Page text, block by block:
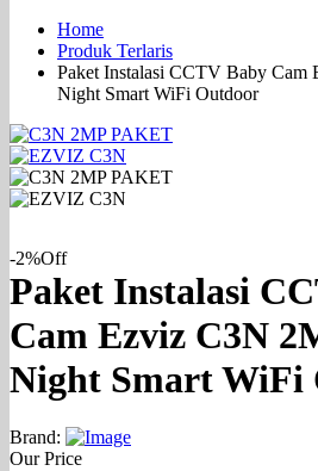
Home
Produk Terlaris
Paket Instalasi CCTV Baby Cam
Night Smart WiFi Outdoor
-2%Off
Paket Instalasi
Cam Ezviz C3N
Night Smart WiFi
Brand:
Our Price